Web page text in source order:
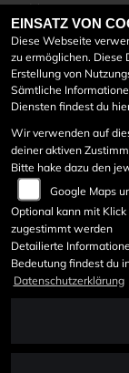
Montag:
Dienstag:
Mittwoch:
Donnerstag:
Freitag:
Samstag:
Sonntag:
Mo bis Do von
und von 12:40
Freitag von
EINSATZ VON
Diese Webseite
zu ermöglichen. Diese
Erstellung von
Sämtliche
Diensten findest du
Wir verwenden auf
deiner aktiven
Bitte hake dazu den
Google Maps
Optional kann mit
zugestimmt werden
Detailierte
Bedeutung findest du
Datenschutzerklärung